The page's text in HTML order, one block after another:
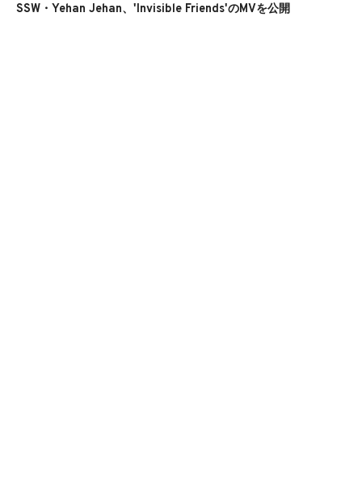
SSW・Yehan Jehan、'Invisible Friends'のMVを公開